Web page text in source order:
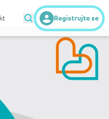
Registrujte se